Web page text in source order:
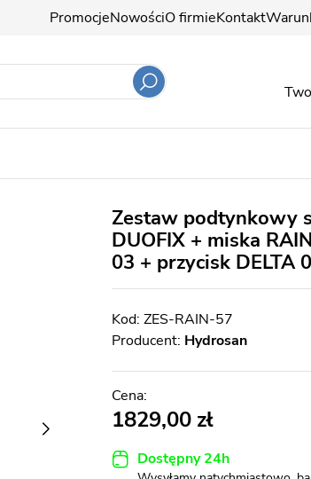
PromocjeNowościO firmieKontakt
Zestaw podtynkowy
DUOFIX + miska
03 + przycisk DELTA
ZES-RAIN-57
Producent: Hydrosan
1829,00
Dostępny 24h